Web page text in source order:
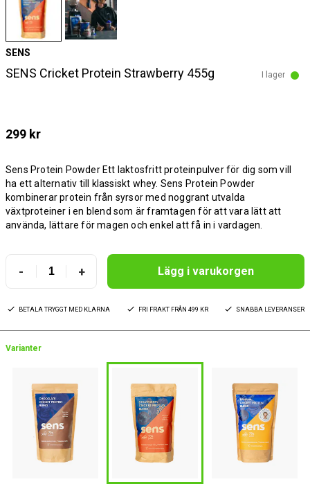
SENS
SENS Cricket Protein Strawberry 455g I lager
299 kr
Sens Protein Powder Ett laktosfritt proteinpulver för dig som vill
ha ett alternativ till klassiskt whey. Sens Protein Powder
kombinerar protein från syrsor med noggrant utvalda
växtproteiner i en blend som är framtagen för att vara lätt att
använda, lättare för magen och enkel att få in i vardagen.
- + Lägg i varukorgen
BETALA TRYGGT MED KLARNA FRI FRAKT FRÅN 499 KR SNABBA LEVERANSER
Varianter